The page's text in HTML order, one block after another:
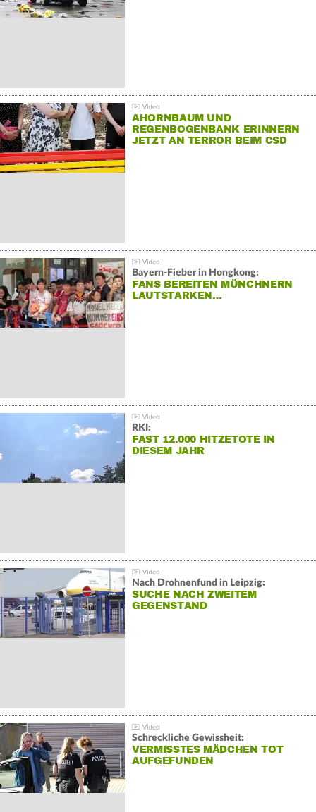
AHORNBAUM UND
REGENBOGENBANK ERINNERN
JETZT AN TERROR BEIM CSD
Bayern-Fieber in Hongkong:
FANS BEREITEN MÜNCHNERN
LAUTSTARKEN…
RKI:
FAST 12.000 HITZETOTE IN
DIESEM JAHR
Nach Drohnenfund in Leipzig:
SUCHE NACH ZWEITEM
GEGENSTAND
Schreckliche Gewissheit:
VERMISSTES MÄDCHEN TOT
AUFGEFUNDEN